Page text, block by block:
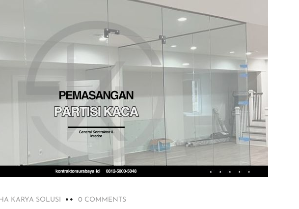
KARYA SOLUSI 0 COMMENTS